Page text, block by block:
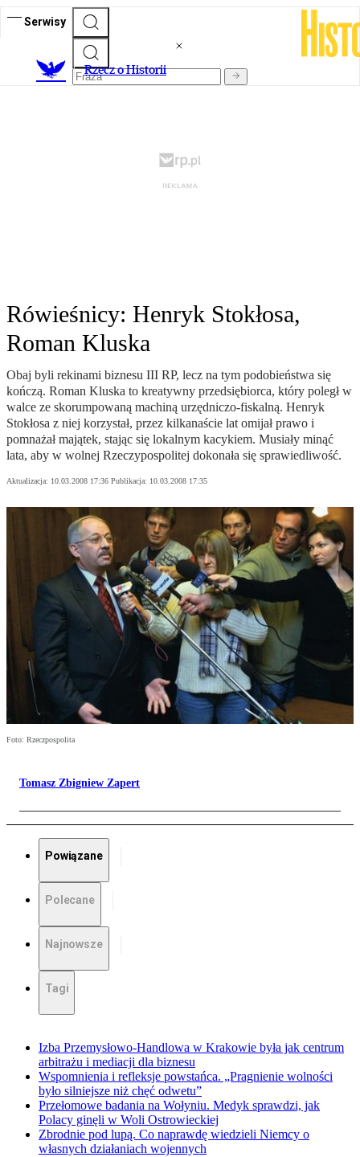
Serwisy
Rzecz o Historii
Rówieśnicy: Henryk Stokłosa,
Roman Kluska
Obaj byli rekinami biznesu III RP, lecz na tym podobieństwa się
kończą. Roman Kluska to kreatywny przedsiębiorca, który poległ w
walce ze skorumpowaną machiną urzędniczo-fiskalną. Henryk
Stokłosa z niej korzystał, przez kilkanaście lat omijał prawo i
pomnażał majątek, stając się lokalnym kacykiem. Musiały minąć
lata, aby w wolnej Rzeczypospolitej dokonała się sprawiedliwość.
Aktualizacja: 10.03.2008 17:36 Publikacja: 10.03.2008 17:35
Foto: Rzeczpospolita
Tomasz Zbigniew Zapert
Powiązane
Polecane
Najnowsze
Tagi
Izba Przemysłowo-Handlowa w Krakowie była jak centrum
arbitrażu i mediacji dla biznesu
Wspomnienia i refleksje powstańca. „Pragnienie wolności
było silniejsze niż chęć odwetu”
Przełomowe badania na Wołyniu. Medyk sprawdzi, jak
Polacy ginęli w Woli Ostrowieckiej
Zbrodnie pod lupą. Co naprawdę wiedzieli Niemcy o
własnych działaniach wojennych